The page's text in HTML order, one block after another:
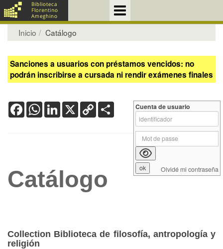
Inicio Catálogo
Sanciones a usuarios con préstamos vencidos: no
podrán inscribirse a cursada ni rendir exámenes finales
FacebookWhatsApp
LinkedIn
X Copy
Link
Catálogo
Collection Biblioteca de filosofía, antropología y
religión
Cuenta de usuario
Olvidé mi contraseña